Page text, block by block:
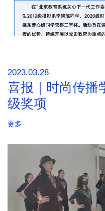
2023.03.28
喜报｜时尚传播
级奖项
更多...